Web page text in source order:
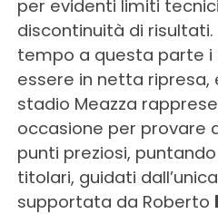
per evidenti limiti
discontinuità di
tempo a questa parte i
essere in netta ripresa,
stadio Meazza
occasione per provare
punti preziosi,
titolari, guidati
supportata da Roberto